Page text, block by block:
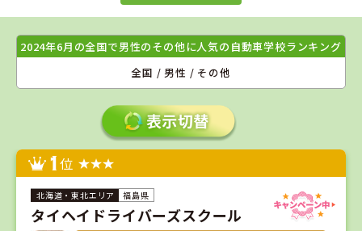
2024年6月の全国で男性のその他に人気の自動車学校ランキング
全国 / 男性 / その他
1位
福島県
タイヘイドライバーズスクール